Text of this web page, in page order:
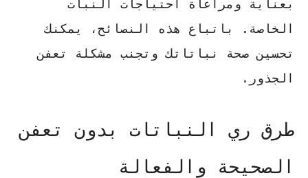
بعناية ومراعاة احتياجات النبات
الخاصة. باتباع هذه النصائح، يمكنك
تحسين صحة نباتاتك وتجنب مشكلة تعفن
الجذور.
طرق ري النباتات بدون تعفن
الصحيحة والفعالة